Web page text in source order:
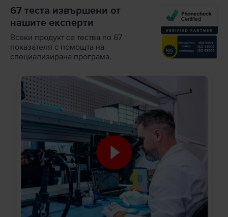
67 теста извършени от
нашите експерти
Всеки продукт се тества по 67
показателя с помощта на
специализирана програма.